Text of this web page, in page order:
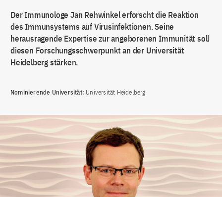
Der Immunologe Jan Rehwinkel erforscht die Reaktion
des Immunsystems auf Virusinfektionen. Seine
herausragende Expertise zur angeborenen Immunität soll
diesen Forschungsschwerpunkt an der Universität
Heidelberg stärken.
Nominierende Universität: Universität Heidelberg